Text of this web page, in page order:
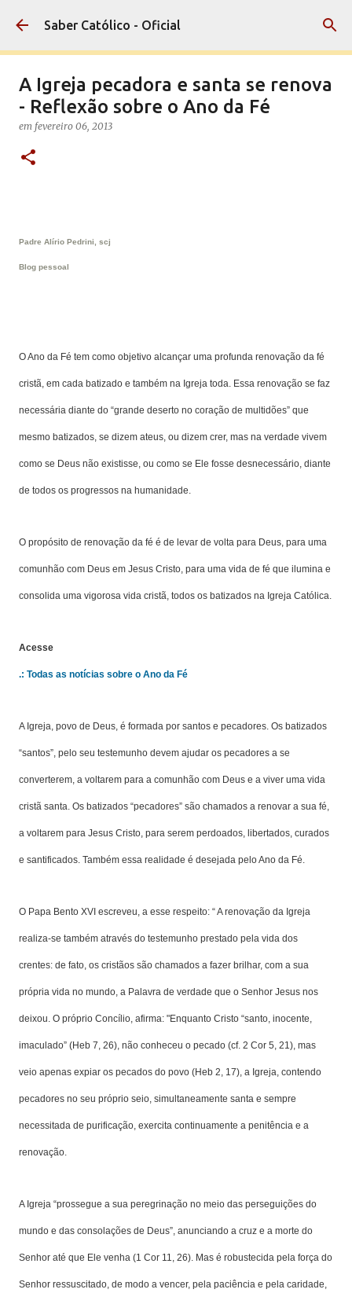
Pular para o conteúdo principal
Saber Católico - Oficial
A Igreja pecadora e santa se renova
- Reflexão sobre o Ano da Fé
em fevereiro 06, 2013
Padre Alírio Pedrini, scj
Blog pessoal
O Ano da Fé tem como objetivo alcançar uma profunda renovação da fé
cristã, em cada batizado e também na Igreja toda. Essa renovação se faz
necessária diante do “grande deserto no coração de multidões” que
mesmo batizados, se dizem ateus, ou dizem crer, mas na verdade vivem
como se Deus não existisse, ou como se Ele fosse desnecessário, diante
de todos os progressos na humanidade.
O propósito de renovação da fé é de levar de volta para Deus, para uma
comunhão com Deus em Jesus Cristo, para uma vida de fé que ilumina e
consolida uma vigorosa vida cristã, todos os batizados na Igreja Católica.
Acesse
.: Todas as notícias sobre o Ano da Fé
A Igreja, povo de Deus, é formada por santos e pecadores. Os batizados
“santos”, pelo seu testemunho devem ajudar os pecadores a se
converterem, a voltarem para a comunhão com Deus e a viver uma vida
cristã santa. Os batizados “pecadores” são chamados a renovar a sua fé,
a voltarem para Jesus Cristo, para serem perdoados, libertados, curados
e santificados. Também essa realidade é desejada pelo Ano da Fé.
O Papa Bento XVI escreveu, a esse respeito: “ A renovação da Igreja
realiza-se também através do testemunho prestado pela vida dos
crentes: de fato, os cristãos são chamados a fazer brilhar, com a sua
própria vida no mundo, a Palavra de verdade que o Senhor Jesus nos
deixou. O próprio Concílio, afirma: "Enquanto Cristo “santo, inocente,
imaculado” (Heb 7, 26), não conheceu o pecado (cf. 2 Cor 5, 21), mas
veio apenas expiar os pecados do povo (Heb 2, 17), a Igreja, contendo
pecadores no seu próprio seio, simultaneamente santa e sempre
necessitada de purificação, exercita continuamente a penitência e a
renovação.
A Igreja “prossegue a sua peregrinação no meio das perseguições do
mundo e das consolações de Deus”, anunciando a cruz e a morte do
Senhor até que Ele venha (1 Cor 11, 26). Mas é robustecida pela força do
Senhor ressuscitado, de modo a vencer, pela paciência e pela caridade,